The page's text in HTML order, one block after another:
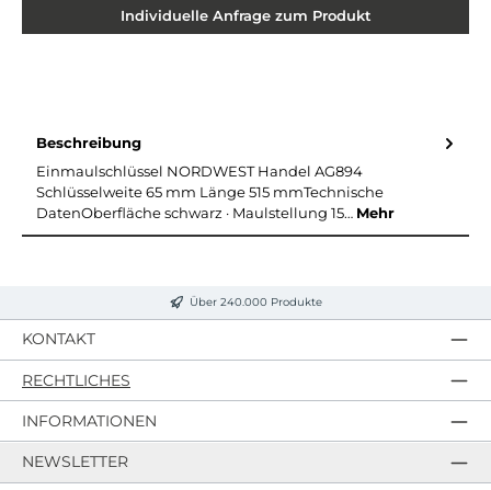
Individuelle Anfrage zum Produkt
Beschreibung
Einmaulschlüssel NORDWEST Handel AG894
Schlüsselweite 65 mm Länge 515 mmTechnische
DatenOberfläche schwarz · Maulstellung 15… Mehr
Über 240.000 Produkte
KONTAKT
RECHTLICHES
INFORMATIONEN
NEWSLETTER